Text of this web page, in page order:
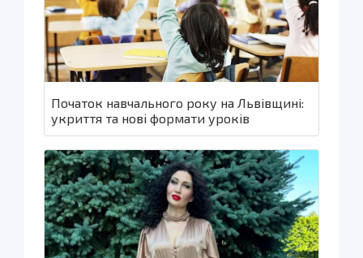
Початок навчального року на Львівщині:
укриття та нові формати уроків